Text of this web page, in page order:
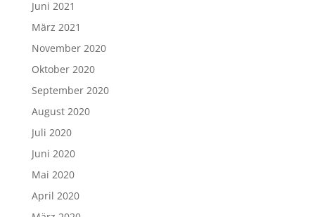
Juni 2021
März 2021
November 2020
Oktober 2020
September 2020
August 2020
Juli 2020
Juni 2020
Mai 2020
April 2020